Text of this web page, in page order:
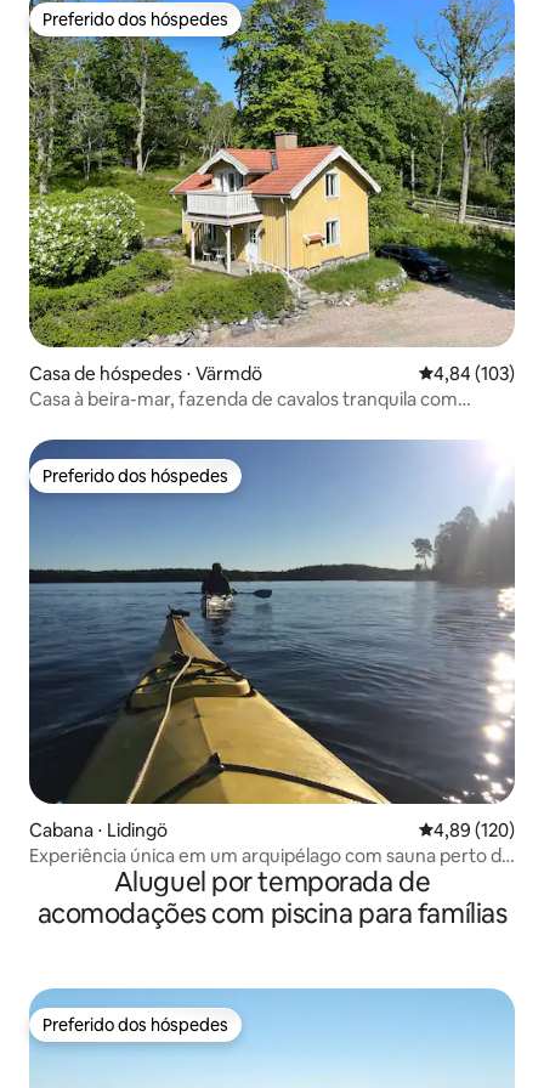
Preferido dos hóspedes
Preferido dos hóspedes
Casa de hóspedes ⋅ Värmdö 4,84 de uma
4,84 (103)
Casa à beira-mar, fazenda de cavalos tranquila com
Preferido dos hóspedes
Preferido dos hóspedes
Cabana ⋅ Lidingö 4,89 de uma
4,89 (120)
Experiência única em um arquipélago com sauna perto da
Aluguel por temporada de
acomodações com piscina para famílias
Preferido dos hóspedes
Preferido dos hóspedes